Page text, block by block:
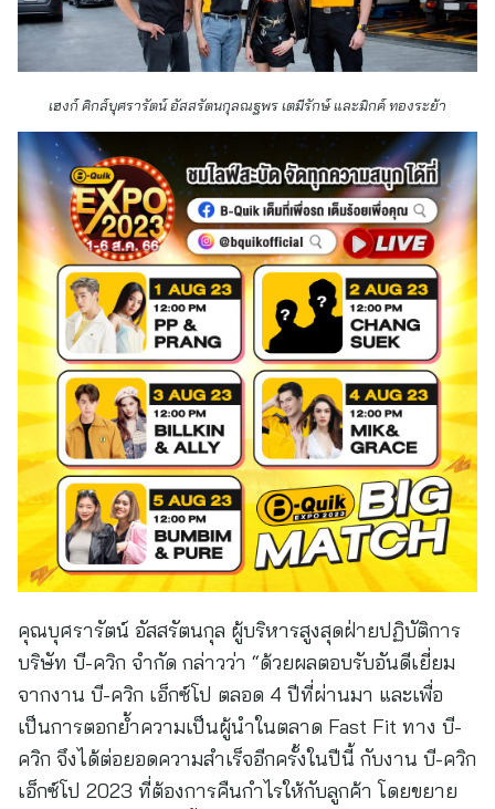
เฮงก์ คิกส์บุศรารัตน์ อัสสรัตนกุลณฐพร เตมีรักษ์ และมิกค์ ทองระย้า
คุณบุศรารัตน์ อัสสรัตนกุล ผู้บริหารสูงสุดฝ่ายปฏิบัติการ
บริษัท บี-ควิก จำกัด กล่าวว่า “ด้วยผลตอบรับอันดีเยี่ยม
จากงาน บี-ควิก เอ็กซ์โป ตลอด 4 ปีที่ผ่านมา และเพื่อ
เป็นการตอกย้ำความเป็นผู้นำในตลาด Fast Fit ทาง บี-
ควิก จึงได้ต่อยอดความสำเร็จอีกครั้งในปีนี้ กับงาน บี-ควิก
เอ็กซ์โป 2023 ที่ต้องการคืนกำไรให้กับลูกค้า โดยขยาย